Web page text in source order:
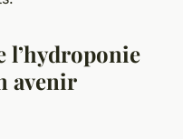
l’hydroponie
avenir